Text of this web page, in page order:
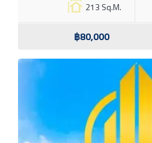
213 Sq.M.
฿80,000